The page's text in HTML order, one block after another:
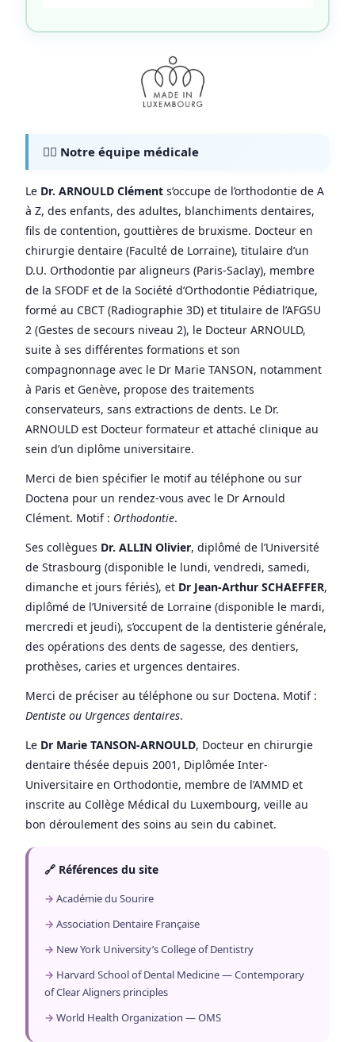
👨‍⚕️ Notre équipe médicale
Le Dr. ARNOULD Clément s’occupe de l’orthodontie de A
à Z, des enfants, des adultes, blanchiments dentaires,
fils de contention, gouttières de bruxisme. Docteur en
chirurgie dentaire (Faculté de Lorraine), titulaire d’un
D.U. Orthodontie par aligneurs (Paris-Saclay), membre
de la SFODF et de la Société d’Orthodontie Pédiatrique,
formé au CBCT (Radiographie 3D) et titulaire de l’AFGSU
2 (Gestes de secours niveau 2), le Docteur ARNOULD,
suite à ses différentes formations et son
compagnonnage avec le Dr Marie TANSON, notamment
à Paris et Genève, propose des traitements
conservateurs, sans extractions de dents. Le Dr.
ARNOULD est Docteur formateur et attaché clinique au
sein d’un diplôme universitaire.
Merci de bien spécifier le motif au téléphone ou sur
Doctena pour un rendez-vous avec le Dr Arnould
Clément. Motif : Orthodontie.
Ses collègues Dr. ALLIN Olivier, diplômé de l’Université
de Strasbourg (disponible le lundi, vendredi, samedi,
dimanche et jours fériés), et Dr Jean-Arthur SCHAEFFER,
diplômé de l’Université de Lorraine (disponible le mardi,
mercredi et jeudi), s’occupent de la dentisterie générale,
des opérations des dents de sagesse, des dentiers,
prothèses, caries et urgences dentaires.
Merci de préciser au téléphone ou sur Doctena. Motif :
Dentiste ou Urgences dentaires.
Le Dr Marie TANSON-ARNOULD, Docteur en chirurgie
dentaire thésée depuis 2001, Diplômée Inter-
Universitaire en Orthodontie, membre de l’AMMD et
inscrite au Collège Médical du Luxembourg, veille au
bon déroulement des soins au sein du cabinet.
🔗 Références du site
Académie du Sourire
Association Dentaire Française
New York University’s College of Dentistry
Harvard School of Dental Medicine — Contemporary
of Clear Aligners principles
World Health Organization — OMS